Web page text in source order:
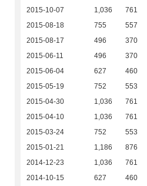
2015-10-07 1,036 761
2015-08-18 755 557
2015-08-17 496 370
2015-06-11 496 370
2015-06-04 627 460
2015-05-19 752 553
2015-04-30 1,036 761
2015-04-10 1,036 761
2015-03-24 752 553
2015-01-21 1,186 876
2014-12-23 1,036 761
2014-10-15 627 460